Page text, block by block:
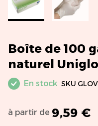
Boîte de 100
naturel
En stock SKU
à partir de 9,59 €